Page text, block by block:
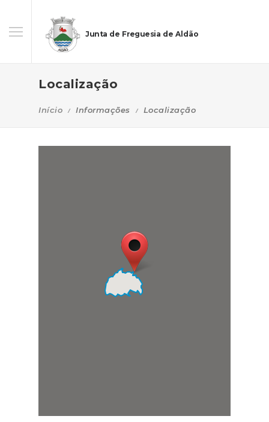
Junta de Freguesia de Aldão
Localização
Início Informações Localização